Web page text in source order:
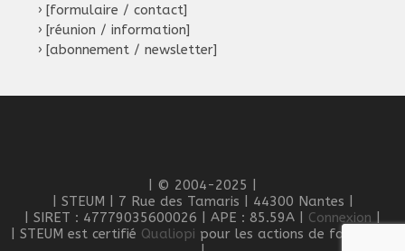
›[formulaire / contact]
›[réunion / information]
›[abonnement / newsletter]
| © 2004-2025 |
| STEUM | 7 Rue des Tamaris | 44300 Nantes |
| SIRET : 47779035600026 | APE : 85.59A | Connexion
| STEUM est certifié Qualiopi pour les actions de formation